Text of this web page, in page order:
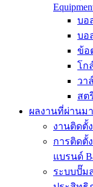
บอ
บอ
ข้อ
โก
วา
สต
ผลงานที่ผ่านมา
งานติดตั้
การติดตั้ง
แบรนด์
ระบบปั๊มล